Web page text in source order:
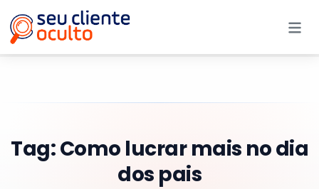
Tag:Como lucrar mais no dia
dos pais